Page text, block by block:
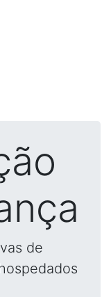
de